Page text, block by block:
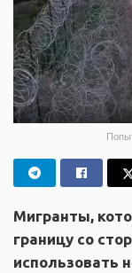
Мигранты,
границу со
использовать